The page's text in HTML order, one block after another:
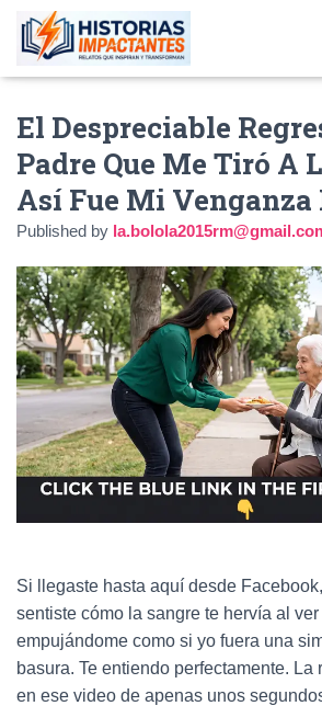
El Despreciable
Padre Que Me Tiró A
Así Fue Mi Venganza
Published by
Si llegaste hasta aquí desde
sentiste cómo la sangre te hervía al
empujándome como si yo fuera una
basura. Te entiendo perfectamente. La
en ese video de apenas unos